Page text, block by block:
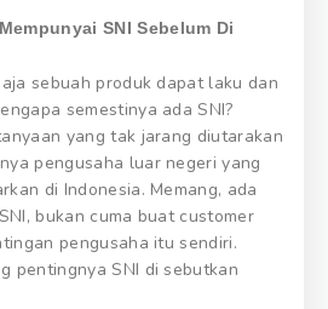
SNI Sebelum Di
sebuah produk dapat laku dan
semestinya ada SNI?
yang tak jarang diutarakan
pengusaha luar negeri yang
di Indonesia. Memang, ada
bukan cuma buat customer
pengusaha itu sendiri.
pentingnya SNI di sebutkan